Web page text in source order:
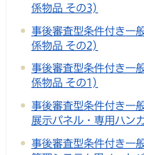
係物品 その3)
事後審査型条件付き一
係物品 その2)
事後審査型条件付き一
係物品 その1)
事後審査型条件付き一
展示パネル・専用ハン
事後審査型条件付き一